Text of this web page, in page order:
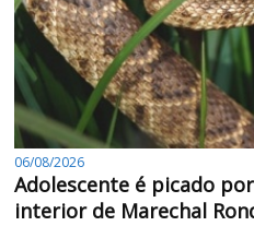
06/08/2026
Adolescente é picado
interior de Marechal